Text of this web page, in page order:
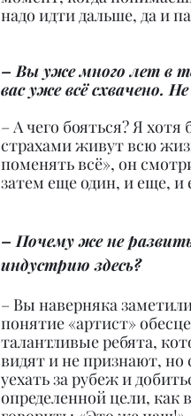
надо идти дальше, да и
– Вы уже много лет в
вас уже всё схвачено.
– А чего бояться? Я
страхами живут всю
поменять всё», он
затем еще один, и еще,
– Почему же не
индустрию здесь?
– Вы наверняка
понятие «артист»
талантливые ребята,
видят и не признают, но
уехать за рубеж и
определенной цели, как